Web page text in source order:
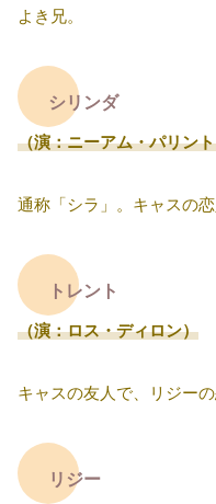
よき兄。
シリンダ
（演：ニーアム・パリン
通称「シラ」。キャスの恋
トレント
（演：ロス・ディロン）
キャスの友人で、リジーの
リジー